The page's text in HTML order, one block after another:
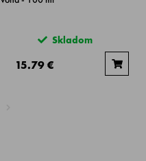
Skladom
15.79 €